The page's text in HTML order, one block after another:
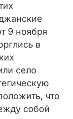
9 ноября
в
село
что
собой